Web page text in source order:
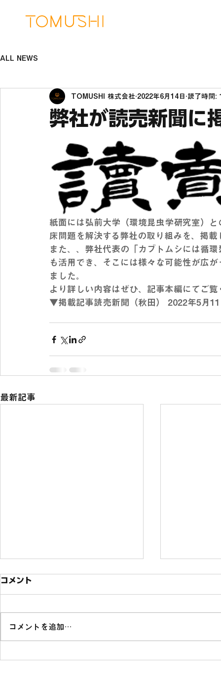
ALL NEWS
弊社が読売新聞に
TOMUSHI 株式会社 2022年6月14日 読了時間:
紙面には弘前大学（環境昆虫学研究室）
床問題を解決する弊社の取り組みを、掲載
また、、弊社代表の「カブトムシには循
も活用でき、そこには様々な可能性が広
ました。
より詳しい内容はぜひ、記事本編にてご覧
▼掲載記事読売新聞（秋田） 2022年5月
最新記事
ソニー銀行の投資型クラウド
熊本県山江
コメント
コメントを追加…